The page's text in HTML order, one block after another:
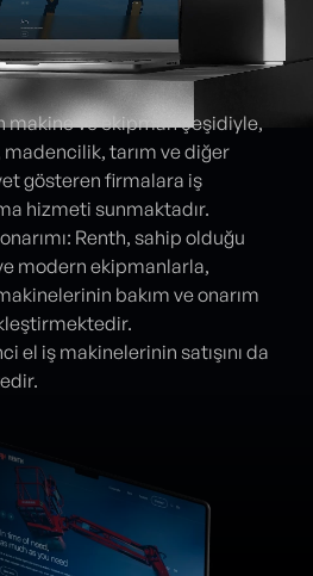
makine ve ekipman çeşidiyle,
madencilik, tarım ve diğer
gösteren firmalara iş
hizmeti sunmaktadır.
Renth, sahip olduğu
modern ekipmanlarla,
bakım ve onarım
el iş makinelerinin satışını da